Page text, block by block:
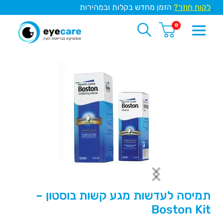
לקוח חוזר? הזמן מחדש בקלות ובמהירות
0
תמיסה לעדשות מגע קשות בוסטון –
Boston Kit